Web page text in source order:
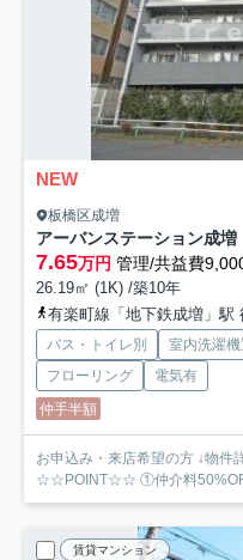
NEW
板橋区成増
アーバンステーション成増
7.65万円 管理/共益費
26.19㎡ (1K) /築10年
有楽町線「地下鉄成増」駅
バス・トイレ別 室内洗濯
フローリング
電気有
仲手半額
お申込み・来店希望の方 ↓物件
☆☆POINT☆☆ ①仲介料
賃貸マンション